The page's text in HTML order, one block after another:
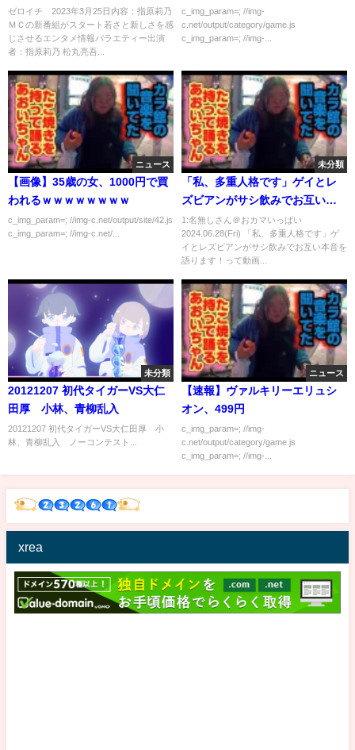
ゼロイチ 2023年3月25日内容：指原莉乃
ＭＣの新番組がスタート若さと新しさを感
じさせるエンタメ情報バラエティー出演
者：指原莉乃 松丸亮吾...
解決策ｗｗｗｗｗｗ
c_img_param=; //img-
c.net/output/category/game.js
c_img_param=; //img-...
ニュース
【画像】35歳の女、1000円で買
われるｗｗｗｗｗｗｗｗ
c_img_param=; //img-c.net/output/site/42.js
c_img_param=; //img-c.net/...
未分類
「私、多重人格です」ゲイとレ
ズビアンがサシ飲みでお互い本
音を語ります！
1:名無しさん＠おカマいっぱい
2024.06.28(Fri) 「私、多重人格です」ゲ
イとレズビアンがサシ飲みでお互い本音を
語ります！って動画...
未分類
20121207 初代タイガーVS大仁
田厚 小林、青柳乱入
20121207 初代タイガーVS大仁田厚 小
林、青柳乱入 ノーコンテスト...
ニュース
【速報】ヴァルキリーエリュシ
オン、499円
c_img_param=; //img-
c.net/output/category/game.js
c_img_param=; //img-...
xrea